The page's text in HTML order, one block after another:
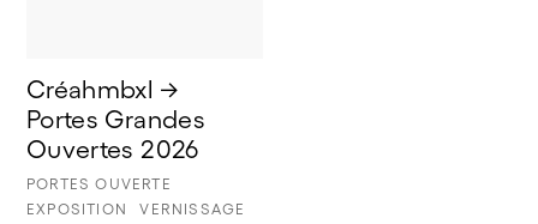
Créahmbxl →
Portes Grandes
Ouvertes 2026
PORTES OUVERTE
EXPOSITION
VERNISSAGE